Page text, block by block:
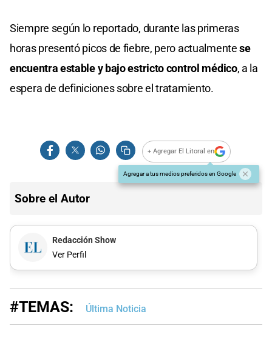
Siempre según lo reportado, durante las primeras
horas presentó picos de fiebre, pero actualmentese
encuentra estable y bajo estricto control médico, a la
espera de definiciones sobre el tratamiento.
+ Agregar El Litoral en
Agregar a tus medios preferidos en Google
Sobre el Autor
Redacción Show
Ver Perfil
#TEMAS: Última Noticia